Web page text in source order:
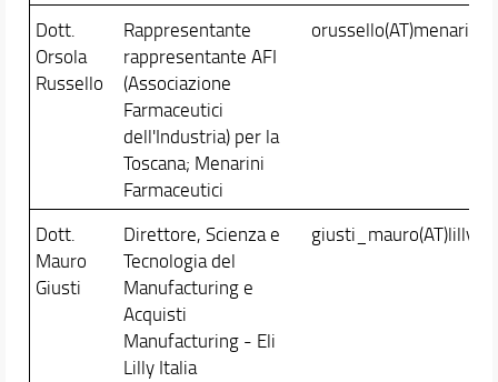
Dott.
Orsola
Russello
Rappresentante
rappresentante AFI
(Associazione
Farmaceutici
dell'Industria) per la
Toscana; Menarini
Farmaceutici
orussello(AT)menarini.it
Dott.
Mauro
Giusti
Direttore, Scienza e
Tecnologia del
Manufacturing e
Acquisti
Manufacturing - Eli
Lilly Italia